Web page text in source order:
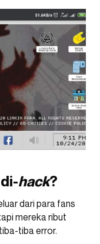
hack?
dari para fans
mereka ribut
tiba error.